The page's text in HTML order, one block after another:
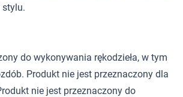
stylu.
do wykonywania rękodzieła, w tym
Produkt nie jest przeznaczony dla
nie jest przeznaczony do